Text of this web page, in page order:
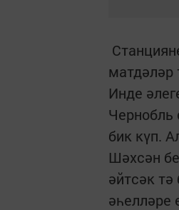
матдәләр
Инде
Чернобль
бик күп.
Шәхсән
әйтсәк
әһелләре